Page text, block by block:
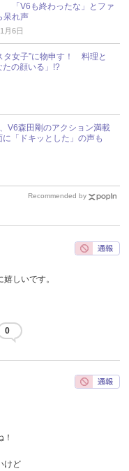
「V6も終わったな」とファ
呆れ声
月6日
タ女子”に物申す！ 料理と
たの顔いる」!?
V6森田剛のアクション満載
「ドキッとした」の声も
Recommended by
しいです。
0
けど